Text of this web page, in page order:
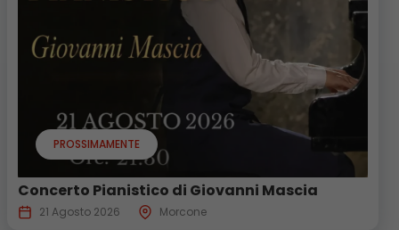
PROSSIMAMENTE
Concerto Pianistico di Giovanni Mascia
21 Agosto 2026 Morcone